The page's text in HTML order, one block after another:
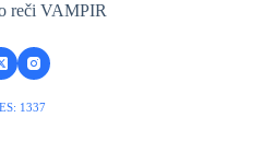
reči VAMPIR
1337